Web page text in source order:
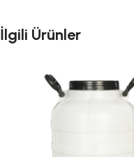
İlgili Ürünler